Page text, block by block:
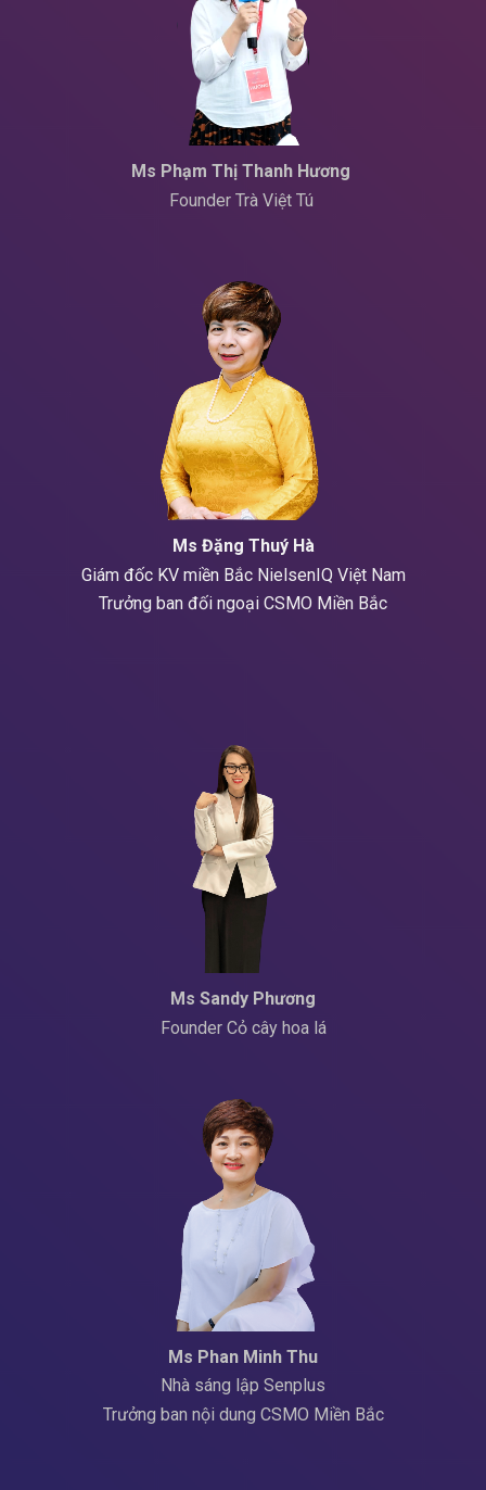
Ms Phạm Thị Thanh Hương
Founder Trà Việt Tú
Ms Đặng Thuý Hà
Giám đốc KV miền Bắc NielsenIQ Việt Nam
Trưởng ban đối ngoại CSMO Miền Bắc
Ms Sandy Phương
Founder Cỏ cây hoa lá
Ms Phan Minh Thu
Nhà sáng lập Senplus
Trưởng ban nội dung CSMO Miền Bắc